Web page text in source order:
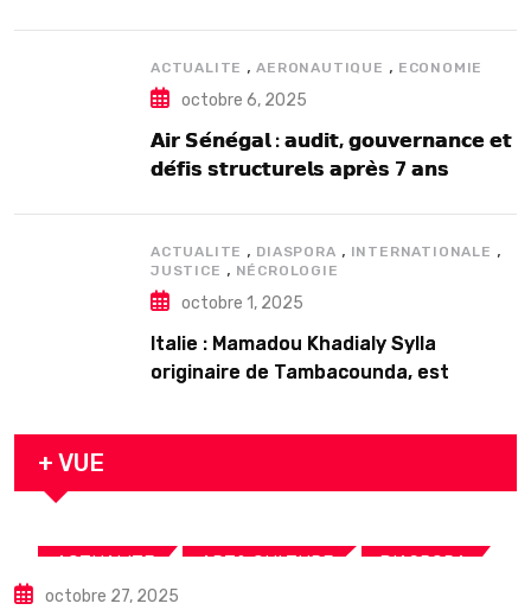
ACTUALITE ,AERONAUTIQUE , ECONOMIE
octobre 6, 2025
𝗔𝗶𝗿 𝗦𝗲́𝗻𝗲́𝗴𝗮𝗹 : 𝗮𝘂𝗱𝗶𝘁, 𝗴𝗼𝘂𝘃𝗲𝗿𝗻𝗮𝗻𝗰𝗲 𝗲𝘁
𝗱𝗲́𝗳𝗶𝘀 𝘀𝘁𝗿𝘂𝗰𝘁𝘂𝗿𝗲𝗹𝘀 𝗮𝗽𝗿𝗲̀𝘀 7 𝗮𝗻𝘀
ACTUALITE , DIASPORA , INTERNATIONALE ,
JUSTICE , NÉCROLOGIE
octobre 1, 2025
Italie : Mamadou Khadialy Sylla
originaire de Tambacounda, est
arrestation
+ VUE
ACTUALITE ART& CULTURE DIASPORA
TOURISME
octobre 27, 2025